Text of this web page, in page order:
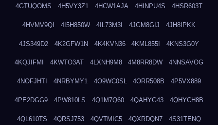
4GTUQOMS 4H5VY3Z1 4HCW1AJA 4HINPU4S 4HSR603T
4HVMV9QI 4I5H850W 4IL73M3I 4JGM8GIJ 4JH8IPKK
4JS349D2 4K2GFW1N 4K4KVN36 4KML855I 4KNS3G0Y
4KQJIFMI 4KWTO3AT 4LXNH9M8 4M8RR8DW 4NNSAVOG
4NOFJHTI 4NRBYMY1 4O9WC0SL 4ORR508B 4P5VX889
4PE2DGG9 4PW810LS 4Q1M7Q60 4QAHYG43 4QHYCH8B
4QL610TS 4QRSJ753 4QVTMIC5 4QXRDQN7 4S31TENQ